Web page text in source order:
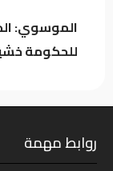
الموسوي:
للحكومة
روابط مهمة